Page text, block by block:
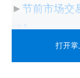
►节前市场交
研】
打开